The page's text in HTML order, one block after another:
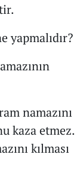
yapmalıdır?
namazını
kaza etmez.
kılması